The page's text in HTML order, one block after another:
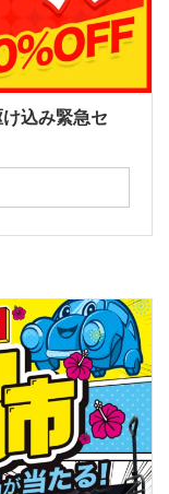
込み緊急セ